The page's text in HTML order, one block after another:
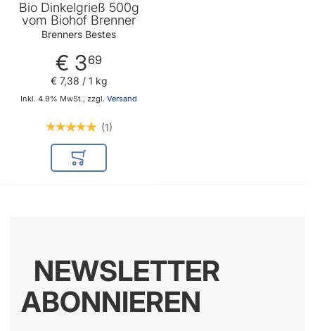
Bio Dinkelgrieß 500g
vom Biohof Brenner
Brenners Bestes
€ 369
Inkl. 4.9% MwSt., zzgl. Versand
€ 7,38 / 1 kg
1
In den Warenkorb
NEWSLETTER
ABONNIEREN